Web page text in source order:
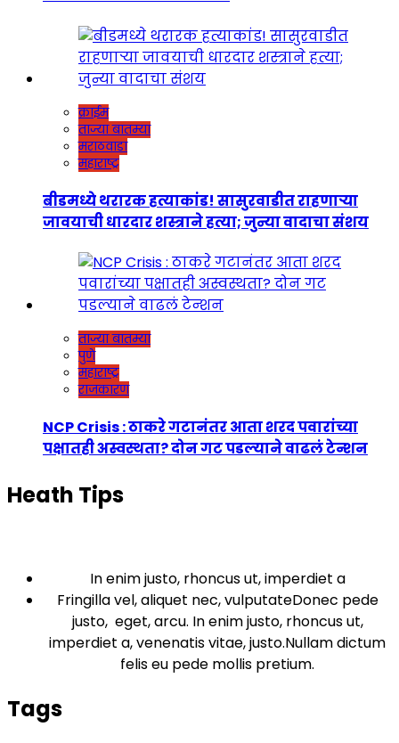
क्राईम
ताज्या बातम्या
मराठवाडा
महाराष्ट्र
बीडमध्ये थरारक हत्याकांड! सासुरवाडीत राहणाऱ्या
जावयाची धारदार शस्त्राने हत्या; जुन्या वादाचा संशय
ताज्या बातम्या
पुणे
महाराष्ट्र
राजकारण
NCP Crisis : ठाकरे गटानंतर आता शरद पवारांच्या
पक्षातही अस्वस्थता? दोन गट पडल्याने वाढलं टेन्शन
Heath Tips
In enim justo, rhoncus ut, imperdiet a
Fringilla vel, aliquet nec, vulputateDonec pede
justo, eget, arcu. In enim justo, rhoncus ut,
imperdiet a, venenatis vitae, justo.Nullam dictum
felis eu pede mollis pretium.
Tags